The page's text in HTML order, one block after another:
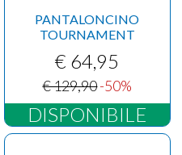
PANTALONCINO
TOURNAMENT
€ 64,95
€ 129,90-50%
DISPONIBILE